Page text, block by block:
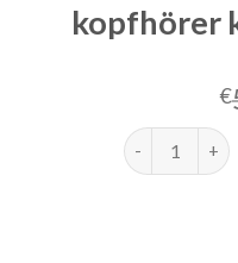
kopfhörer
€
kopfhörer